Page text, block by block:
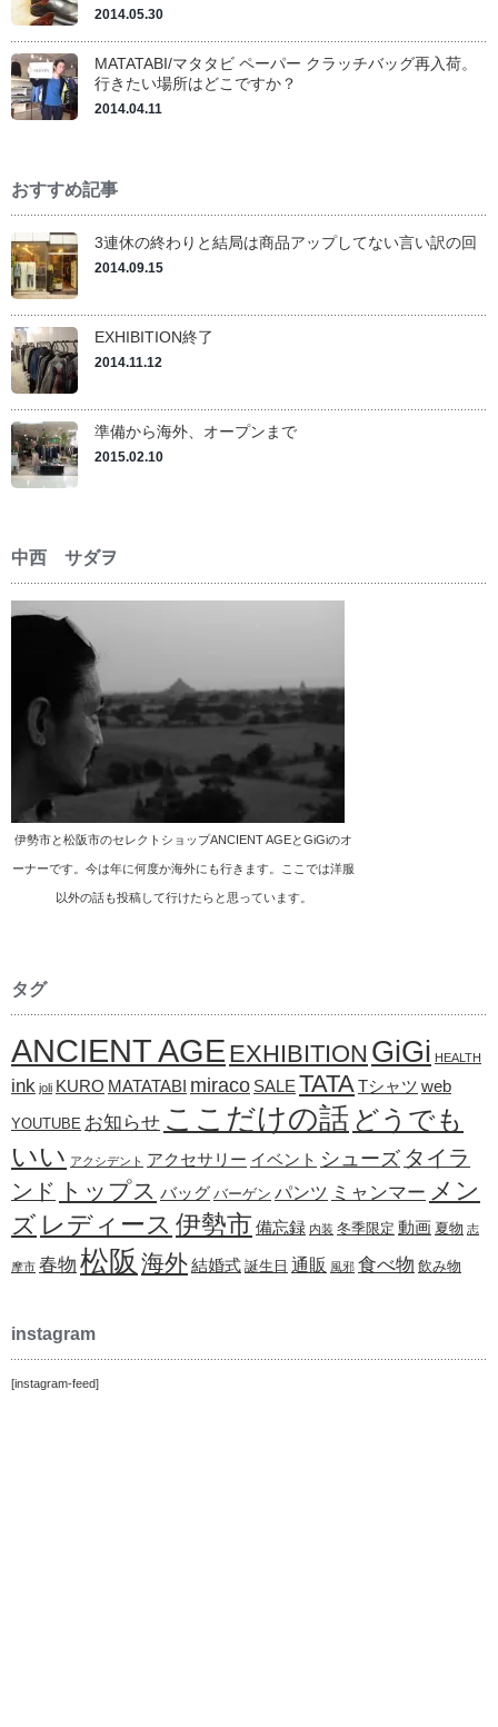
2014.05.30
MATATABI/マタタビ ペーパー クラッチバッグ再入荷。
行きたい場所はどこですか？
2014.04.11
おすすめ記事
3連休の終わりと結局は商品アップしてない言い訳の回
2014.09.15
EXHIBITION終了
2014.11.12
準備から海外、オープンまで
2015.02.10
中西 サダヲ
伊勢市と松阪市のセレクトショップANCIENT AGEとGiGiのオ
ーナーです。今は年に何度か海外にも行きます。ここでは洋服
以外の話も投稿して行けたらと思っています。
タグ
ANCIENT AGE EXHIBITION GiGi HEALTH
ink joli KURO MATATABI miraco SALE TATATシャツ web
YOUTUBE お知らせ ここだけの話 どうでも
いい アクシデント アクセサリー イベント シューズ タイラ
ンド トップス バッグ バーゲン パンツ ミャンマー メン
ズ レディース 伊勢市 備忘録 内装 冬季限定 動画 夏物 志
摩市 春物 松阪 海外結婚式 誕生日 通販 風邪 食べ物 飲み物
instagram
[instagram-feed]